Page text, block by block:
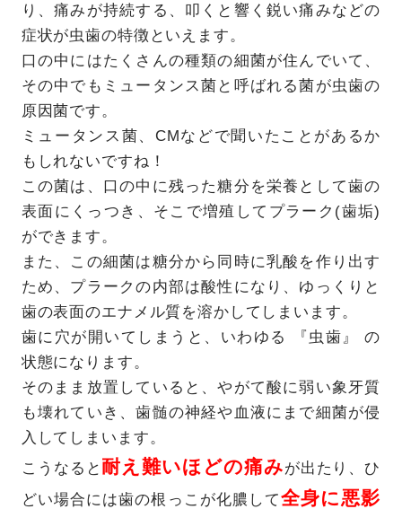
り、痛みが持続する、叩くと響く鋭い痛みなどの
症状が虫歯の特徴といえます。
口の中にはたくさんの種類の細菌が住んでいて、
その中でもミュータンス菌と呼ばれる菌が虫歯の
原因菌です。
ミュータンス菌、CMなどで聞いたことがあるか
もしれないですね！
この菌は、口の中に残った糖分を栄養として歯の
表面にくっつき、そこで増殖してプラーク(歯垢)
ができます。
また、この細菌は糖分から同時に乳酸を作り出す
ため、プラークの内部は酸性になり、ゆっくりと
歯の表面のエナメル質を溶かしてしまいます。
歯に穴が開いてしまうと、いわゆる 『虫歯』 の
状態になります。
そのまま放置していると、やがて酸に弱い象牙質
も壊れていき、歯髄の神経や血液にまで細菌が侵
入してしまいます。
こうなると 耐え難いほどの痛みが出たり、ひ
どい場合には歯の根っこが化膿して全身に悪影